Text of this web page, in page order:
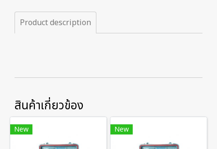
Product description
สินค้าเกี่ยวข้อง
New New